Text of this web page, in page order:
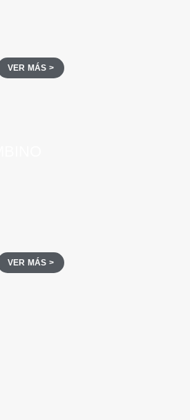
VER MÁS >
VER MÁS >